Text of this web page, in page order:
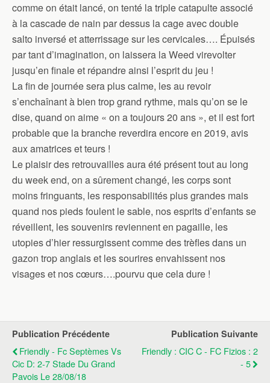
comme on était lancé, on tenté la triple catapulte associé
à la cascade de nain par dessus la cage avec double
salto inversé et atterrissage sur les cervicales…. Épuisés
par tant d’imagination, on laissera la Weed virevolter
jusqu’en finale et répandre ainsi l’esprit du jeu !
La fin de journée sera plus calme, les au revoir
s’enchaînant à bien trop grand rythme, mais qu’on se le
dise, quand on aime « on a toujours 20 ans », et il est fort
probable que la branche reverdira encore en 2019, avis
aux amatrices et teurs !
Le plaisir des retrouvailles aura été présent tout au long
du week end, on a sûrement changé, les corps sont
moins fringuants, les responsabilités plus grandes mais
quand nos pieds foulent le sable, nos esprits d’enfants se
réveillent, les souvenirs reviennent en pagaille, les
utopies d’hier ressurgissent comme des trèfles dans un
gazon trop anglais et les sourires envahissent nos
visages et nos cœurs….pourvu que cela dure !
Publication Précédente
Friendly - Fc Septèmes Vs
Cic D: 2-7 Stade Du Grand
Pavois Le 28/08/18
Publication Suivante
Friendly : CIC C - FC Fizios : 2
- 5